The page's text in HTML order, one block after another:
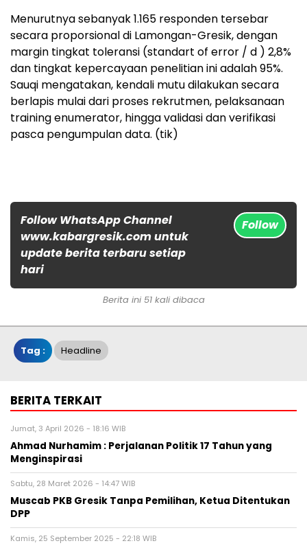
Menurutnya sebanyak 1.165 responden tersebar
secara proporsional di Lamongan-Gresik, dengan
margin tingkat toleransi (standart of error / d ) 2,8%
dan tingkat kepercayaan penelitian ini adalah 95%.
Sauqi mengatakan, kendali mutu dilakukan secara
berlapis mulai dari proses rekrutmen, pelaksanaan
training enumerator, hingga validasi dan verifikasi
pasca pengumpulan data. (tik)
Follow WhatsApp Channel
www.kabargresik.com untuk
update berita terbaru setiap
hari
Follow
Berita ini 51 kali dibaca
Tag : Headline
BERITA TERKAIT
Jumat, 3 April 2026 - 18:16 WIB
Ahmad Nurhamim : Perjalanan Politik 17 Tahun yang
Menginspirasi
Sabtu, 28 Maret 2026 - 14:47 WIB
Muscab PKB Gresik Tanpa Pemilihan, Ketua Ditentukan
DPP
Kamis, 25 September 2025 - 22:18 WIB